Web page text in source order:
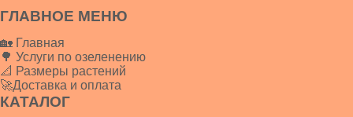
ГЛАВНОЕ МЕНЮ
🏡 Главная
🌳 Услуги по озеленению
📐 Размеры растений
🚀Доставка и оплата
КАТАЛОГ